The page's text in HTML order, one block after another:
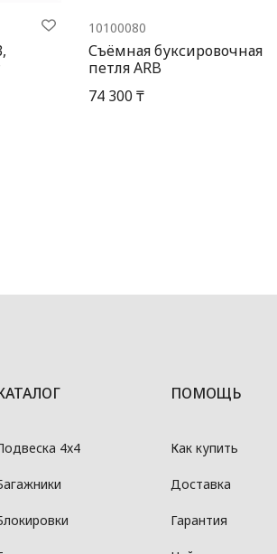
10100080
Съёмная буксировочная
петля ARB
74 300 ₸
4x4
ПОМОЩЬ
Как купить
Доставка
Гарантия